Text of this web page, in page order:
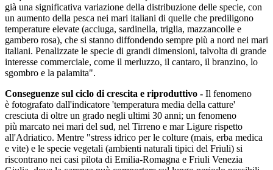
già una significativa variazione della distribuzione delle specie, con
un aumento della pesca nei mari italiani di quelle che prediligono
temperature elevate (acciuga, sardinella, triglia, mazzancolle e
gambero rosa), che si stanno diffondendo sempre più a nord nei mari
italiani. Penalizzate le specie di grandi dimensioni, talvolta di grande
interesse commerciale, come il merluzzo, il cantaro, il branzino, lo
sgombro e la palamita".
Conseguenze sul ciclo di crescita e riproduttivo - Il fenomeno
è fotografato dall'indicatore 'temperatura media della catture'
cresciuta di oltre un grado negli ultimi 30 anni; un fenomeno
più marcato nei mari del sud, nel Tirreno e mar Ligure rispetto
all'Adriatico. Mentre "stress idrico per le colture (mais, erba medica
e vite) e le specie vegetali (ambienti naturali tipici del Friuli) si
riscontrano nei casi pilota di Emilia-Romagna e Friuli Venezia